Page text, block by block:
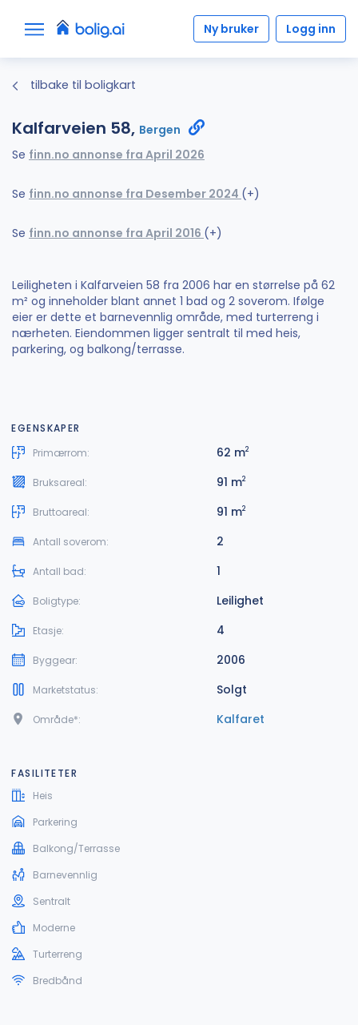
Ny bruker Logg inn
tilbake til boligkart
Kalfarveien 58, Bergen
Se finn.no annonse fra April 2026
Se finn.no annonse fra Desember 2024 (+)
Se finn.no annonse fra April 2016 (+)
Leiligheten i Kalfarveien 58 fra 2006 har en størrelse på 62
m² og inneholder blant annet 1 bad og 2 soverom. Ifølge
eier er dette et barnevennlig område, med turterreng i
nærheten. Eiendommen ligger sentralt til med heis,
parkering, og balkong/terrasse.
EGENSKAPER
Primærrom:
62 m2
Bruksareal: 91 m2
Bruttoareal: 91 m2
Antall soverom: 2
Antall bad: 1
Boligtype: Leilighet
Etasje: 4
Byggear: 2006
Marketstatus: Solgt
Område*: Kalfaret
FASILITETER
Heis
Parkering
Balkong/Terrasse
Barnevennlig
Sentralt
Moderne
Turterreng
Bredbånd